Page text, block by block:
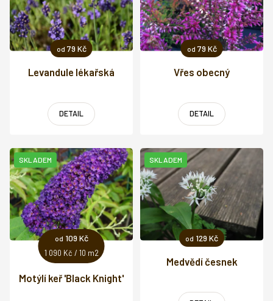
i
s
p
r
od 79 Kč
Levandule lékařská
DETAIL
od 79 Kč
Vřes obecný
DETAIL
od 109 Kč
Měrná
cena:
1 090 Kč / 10 m2
Motýlí keř 'Black Knight'
SKLADEM
od 129 Kč
Medvědí česnek
SKLADEM